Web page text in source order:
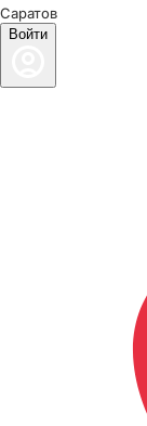
Саратов
Войти